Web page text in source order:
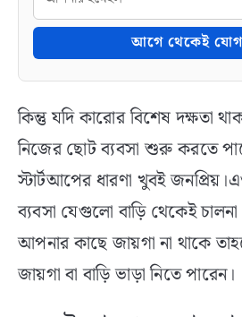
আগে থেকেই
কিন্তু যদি কারোর বিশেষ দক্ষতা
নিজের ছোট ব্যবসা শুরু করতে
স্টার্টআপের ধারণা খুবই
ব্যবসা যেগুলো বাড়ি থেকেই
আপনার কাছে জায়গা না থাকে
জায়গা বা বাড়ি ভাড়া নিতে পারেন।